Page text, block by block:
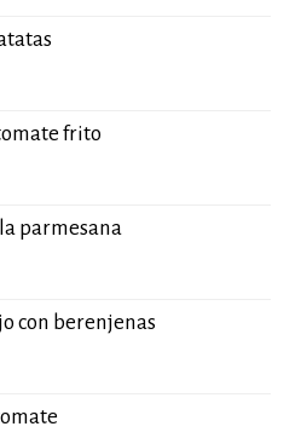
frito
parmesana
con berenjenas